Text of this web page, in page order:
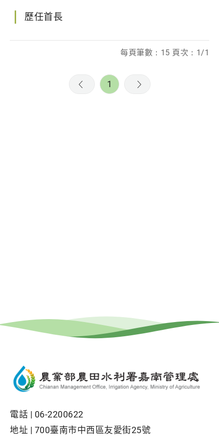
歷任首長
每頁筆數：15 頁次：1/1
1
電話 | 06-2200622
地址 | 700臺南市中西區友愛街25號